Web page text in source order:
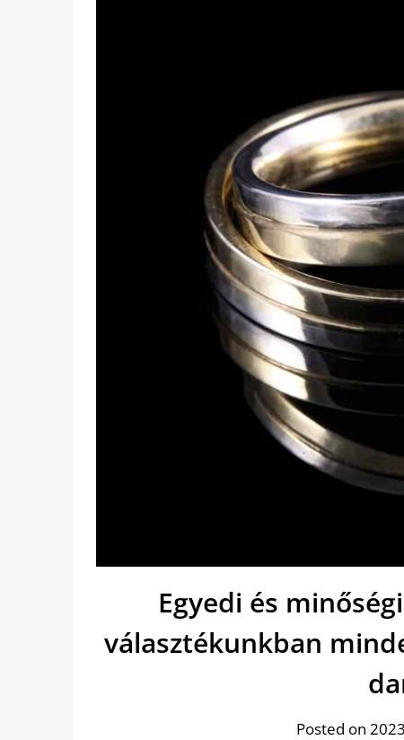
Egyedi és
választékunkban
Posted on